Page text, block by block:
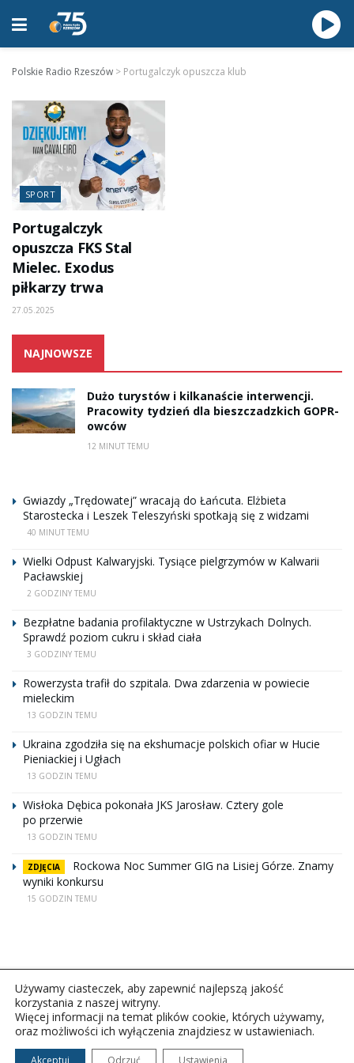
Polskie Radio Rzeszów > Portugalczyk opuszcza klub
SPORT
Portugalczyk
opuszcza FKS Stal
Mielec. Exodus
piłkarzy trwa
27.05.2025
NAJNOWSZE
Dużo turystów i kilkanaście interwencji.
Pracowity tydzień dla bieszczadzkich GOPR-
owców
12 MINUT TEMU
Gwiazdy „Trędowatej” wracają do Łańcuta. Elżbieta
Starostecka i Leszek Teleszyński spotkają się z widzami
40 MINUT TEMU
Wielki Odpust Kalwaryjski. Tysiące pielgrzymów w Kalwarii
Pacławskiej
2 GODZINY TEMU
Bezpłatne badania profilaktyczne w Ustrzykach Dolnych.
Sprawdź poziom cukru i skład ciała
3 GODZINY TEMU
Rowerzysta trafił do szpitala. Dwa zdarzenia w powiecie
mieleckim
13 GODZIN TEMU
Ukraina zgodziła się na ekshumacje polskich ofiar w Hucie
Pieniackiej i Ugłach
13 GODZIN TEMU
Wisłoka Dębica pokonała JKS Jarosław. Cztery gole
po przerwie
13 GODZIN TEMU
ZDJĘCIA
Rockowa Noc Summer GIG na Lisiej Górze. Znamy
wyniki konkursu
15 GODZIN TEMU
Copyright © 2026Polskie Radio Rzeszów S.A. w likwidacj.
Wszelkie prawa zastrzeżone.
Używamy ciasteczek, aby zapewnić najlepszą jakość
korzystania z naszej witryny.
Więcej informacji na temat plików cookie, których używamy,
oraz możliwości ich wyłączenia znajdziesz w ustawieniach.
Akceptuj Odrzuć Ustawienia